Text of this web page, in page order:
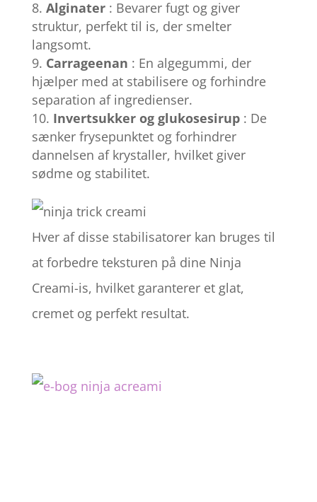
Alginater: Bevarer fugt og giver
struktur, perfekt til is, der smelter
langsomt.
Carrageenan : En algegummi, der
hjælper med at stabilisere og forhindre
separation af ingredienser.
Invertsukker og glukosesirup: De
sænker frysepunktet og forhindrer
dannelsen af ​​krystaller, hvilket giver
sødme og stabilitet.
Hver af disse stabilisatorer kan bruges til
at forbedre teksturen på dine Ninja
Creami-is, hvilket garanterer et glat,
cremet og perfekt resultat.